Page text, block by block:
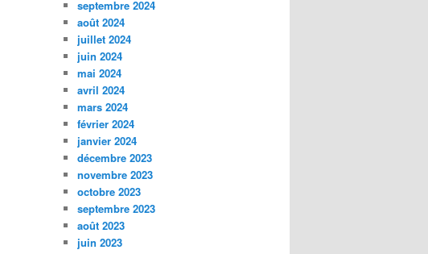
septembre 2024
août 2024
juillet 2024
juin 2024
mai 2024
avril 2024
mars 2024
février 2024
janvier 2024
décembre 2023
novembre 2023
octobre 2023
septembre 2023
août 2023
juin 2023